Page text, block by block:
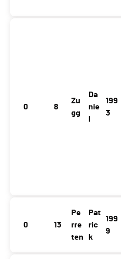
0 8
Zu
gg
Da
nie
199
3
0 13
Pe
rre
ten
Pat
ric
k
199
9